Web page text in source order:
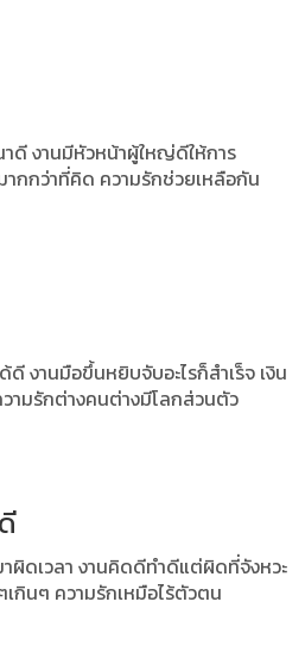
ดี งานมีหัวหน้าผู้ใหญ่ดีให้การ
ากกว่าที่คิด ความรักช่วยเหลือกัน
ดี งานมือขึ้นหยิบจับอะไรก็สำเร็จ เงิน
ามรักต่างคนต่างมีโลกส่วนตัว
ดเวลา งานคิดดีทำดีแต่ผิดที่จังหวะ
เกินๆ ความรักเหมือไร้ตัวตน